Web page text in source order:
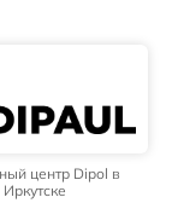
центр Dipol в
Иркутске